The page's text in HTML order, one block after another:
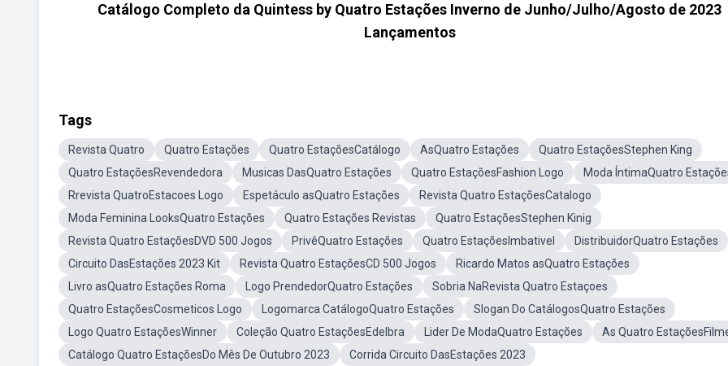
Catálogo Completo da Quintess by Quatro Estações Inverno de Junho/Julho/Agosto de 2023
Lançamentos
Tags
Revista Quatro Quatro Estações Quatro EstaçõesCatálogo AsQuatro Estações
Quatro EstaçõesStephen King
Quatro EstaçõesRevendedora
Musicas DasQuatro Estações Quatro EstaçõesFashion Logo
Moda ÍntimaQuatro
Rrevista QuatroEstacoes Logo
Espetáculo asQuatro Estações
Revista Quatro EstaçõesCatalogo
Moda Feminina LooksQuatro Estações
Quatro Estações Revistas
Quatro EstaçõesStephen Kinig
Revista Quatro EstaçõesDVD 500 Jogos
PrivêQuatro Estações Quatro EstaçõesImbativel
DistribuidorQuatro Estações
Circuito DasEstações 2023 Kit
Revista Quatro EstaçõesCD 500 Jogos
Ricardo Matos asQuatro Estações
Livro asQuatro Estações Roma
Logo PrendedorQuatro Estações
Sobria NaRevista Quatro Estaçoes
Quatro EstaçõesCosmeticos Logo
Logomarca CatálogoQuatro Estações
Slogan Do CatálogosQuatro Estações
Logo Quatro EstaçõesWinner
Coleção Quatro EstaçõesEdelbra Lider De ModaQuatro Estações
As Quatro
Catálogo Quatro EstaçõesDo Mês De Outubro 2023
Corrida Circuito DasEstações 2023